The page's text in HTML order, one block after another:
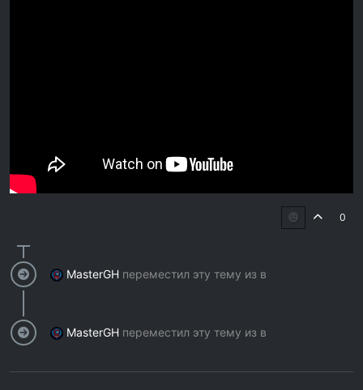
0
MasterGH переместил эту тему из в
MasterGH переместил эту тему из в